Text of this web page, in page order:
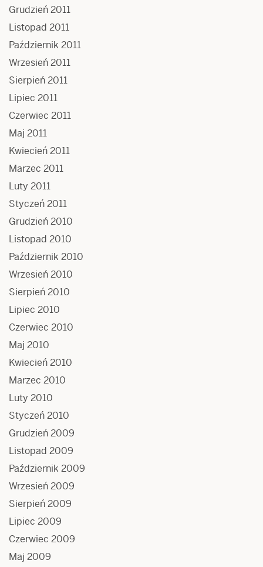
Grudzień 2011
Listopad 2011
Październik 2011
Wrzesień 2011
Sierpień 2011
Lipiec 2011
Czerwiec 2011
Maj 2011
Kwiecień 2011
Marzec 2011
Luty 2011
Styczeń 2011
Grudzień 2010
Listopad 2010
Październik 2010
Wrzesień 2010
Sierpień 2010
Lipiec 2010
Czerwiec 2010
Maj 2010
Kwiecień 2010
Marzec 2010
Luty 2010
Styczeń 2010
Grudzień 2009
Listopad 2009
Październik 2009
Wrzesień 2009
Sierpień 2009
Lipiec 2009
Czerwiec 2009
Maj 2009